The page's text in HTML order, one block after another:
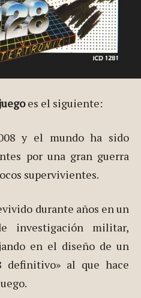
es el siguiente:
y el mundo ha sido
por una gran guerra
supervivientes.
durante años en un
investigación militar,
en el diseño de un
definitivo» al que hace